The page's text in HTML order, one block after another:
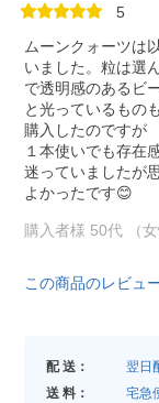
5
ムーンクォーツは
いました。粒は選
で透明感のあるビ
と光っているもの
購入したのですが
１本使いでも存在
迷っていましたが
よかったです😊
購入者様 50代 （女
この商品のレビュ
配 送： 翌日
送 料：
宅急